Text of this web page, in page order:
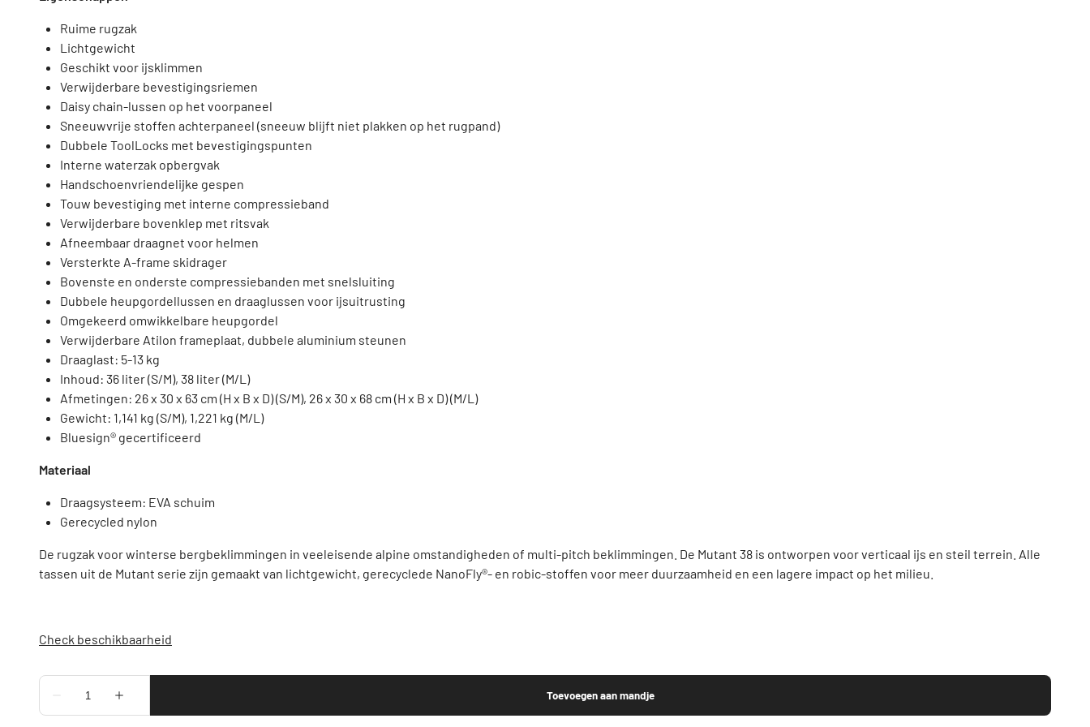
Ruime rugzak
Lichtgewicht
Geschikt voor ijsklimmen
Verwijderbare bevestigingsriemen
Daisy chain-lussen op het voorpaneel
Sneeuwvrije stoffen achterpaneel (sneeuw blijft niet plakken op het rugpand)
Dubbele ToolLocks met bevestigingspunten
Interne waterzak opbergvak
Handschoenvriendelijke gespen
Touw bevestiging met interne compressieband
Verwijderbare bovenklep met ritsvak
Afneembaar draagnet voor helmen
Versterkte A-frame skidrager
Bovenste en onderste compressiebanden met snelsluiting
Dubbele heupgordellussen en draaglussen voor ijsuitrusting
Omgekeerd omwikkelbare heupgordel
Verwijderbare Atilon frameplaat, dubbele aluminium steunen
Draaglast: 5-13 kg
Inhoud: 36 liter (S/M), 38 liter (M/L)
Afmetingen: 26 x 30 x 63 cm (H x B x D) (S/M), 26 x 30 x 68 cm (H x B x D) (M/L)
Gewicht: 1,141 kg (S/M), 1,221 kg (M/L)
Bluesign® gecertificeerd
Materiaal
Draagsysteem: EVA schuim
Gerecycled nylon
De rugzak voor winterse bergbeklimmingen in veeleisende alpine omstandigheden of multi-pitch beklimmingen. De Mutant 38 is ontworpen voor verticaal ijs en steil terrein. Alle
tassen uit de Mutant serie zijn gemaakt van lichtgewicht, gerecyclede NanoFly®- en robic-stoffen voor meer duurzaamheid en een lagere impact op het milieu.